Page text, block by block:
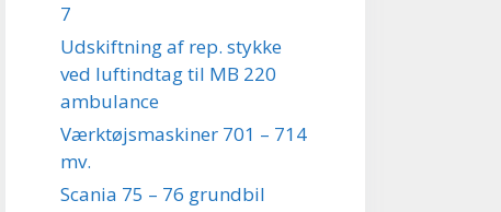
7
Udskiftning af rep. stykke
ved luftindtag til MB 220
ambulance
Værktøjsmaskiner 701 – 714
mv.
Scania 75 – 76 grundbil